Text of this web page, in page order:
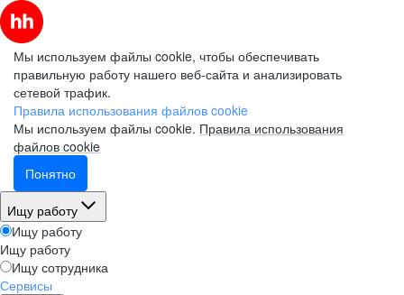
Мы используем файлы cookie, чтобы обеспечивать
правильную работу нашего веб-сайта и анализировать
сетевой трафик.
Правила использования файлов cookie
Мы используем файлы cookie. Правила использования
файлов cookie
Понятно
Ищу работу
Ищу работу
Ищу работу
Ищу сотрудника
Сервисы